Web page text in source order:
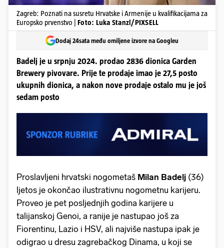
Zagreb: Poznati na susretu Hrvatske i Armenije u kvalifikacijama za
Europsko prvenstvo | Foto: Luka Stanzl/PIXSELL
Dodaj 24sata među omiljene izvore na Googleu
Badelj je u srpnju 2024. prodao 2836 dionica Garden
Brewery pivovare. Prije te prodaje imao je 27,5 posto
ukupnih dionica, a nakon nove prodaje ostalo mu je još
sedam posto
Proslavljeni hrvatski nogometaš Milan Badelj (36)
ljetos je okončao ilustrativnu nogometnu karijeru.
Proveo je pet posljednjih godina karijere u
talijanskoj Genoi, a ranije je nastupao još za
Fiorentinu, Lazio i HSV, ali najviše nastupa ipak je
odigrao u dresu zagrebačkog Dinama, u koji se